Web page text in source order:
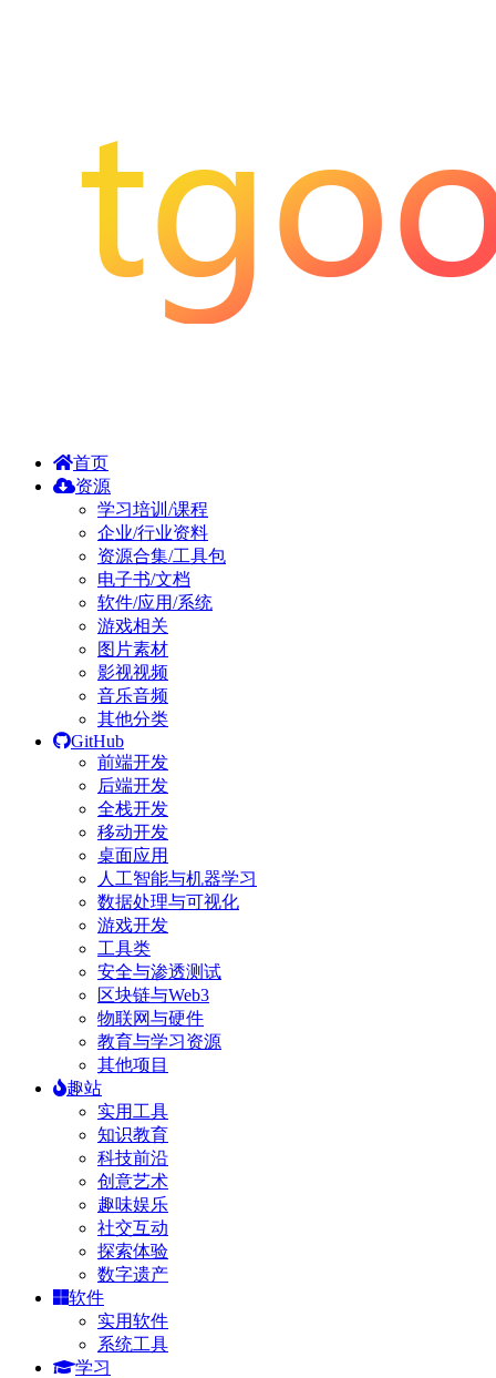
首页
资源
学习培训/课程
企业/行业资料
资源合集/工具包
电子书/文档
软件/应用/系统
游戏相关
图片素材
影视视频
音乐音频
其他分类
GitHub
前端开发
后端开发
全栈开发
移动开发
桌面应用
人工智能与机器学习
数据处理与可视化
游戏开发
工具类
安全与渗透测试
区块链与Web3
物联网与硬件
教育与学习资源
其他项目
趣站
实用工具
知识教育
科技前沿
创意艺术
趣味娱乐
社交互动
探索体验
数字遗产
软件
实用软件
系统工具
学习